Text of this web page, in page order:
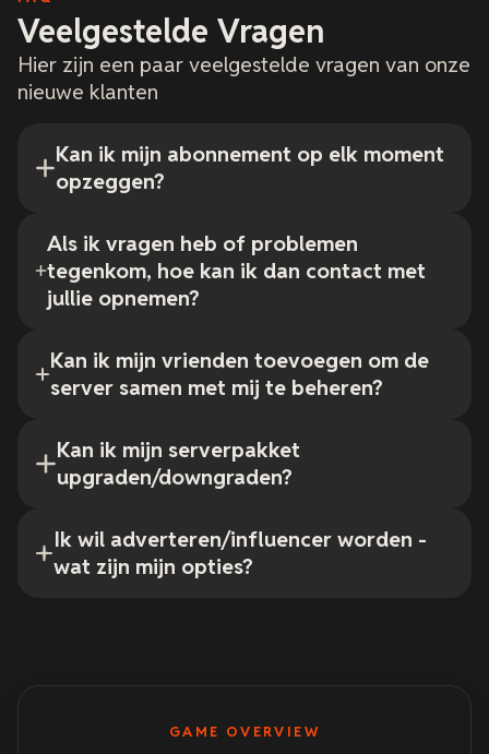
Veelgestelde Vragen
Hier zijn een paar veelgestelde vragen van onze
nieuwe klanten
Kan ik mijn abonnement op elk moment
opzeggen?
Als ik vragen heb of problemen
tegenkom, hoe kan ik dan contact met
jullie opnemen?
Kan ik mijn vrienden toevoegen om de
server samen met mij te beheren?
Kan ik mijn serverpakket
upgraden/downgraden?
Ik wil adverteren/influencer worden -
wat zijn mijn opties?
GAME OVERVIEW